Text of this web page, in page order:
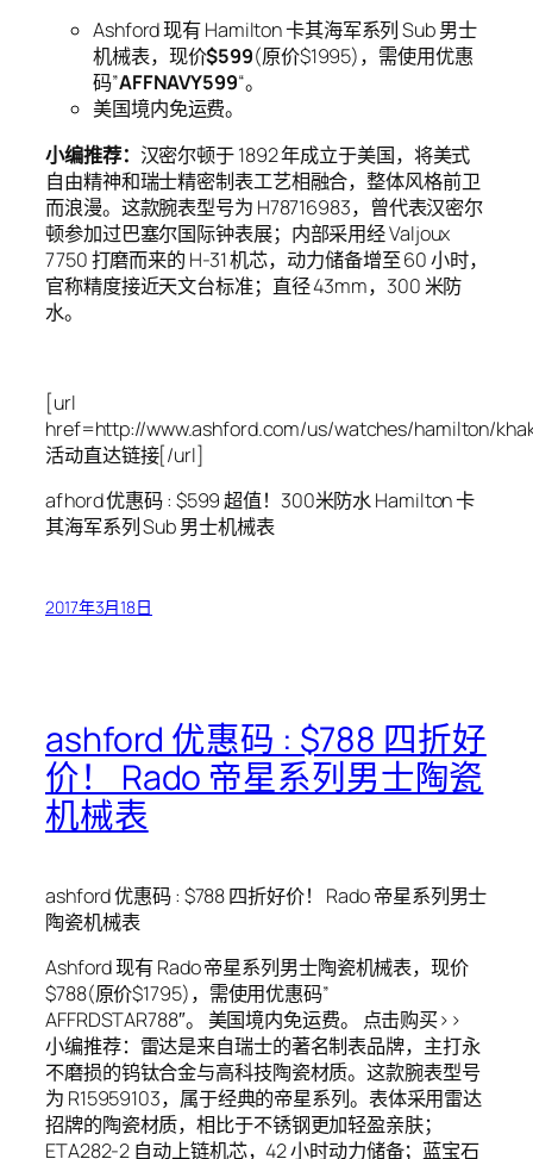
Ashford 现有 Hamilton 卡其海军系列 Sub 男士
机械表，现价$599(原价$1995)，需使用优惠
码”AFFNAVY599“。
美国境内免运费。
小编推荐： 汉密尔顿于 1892 年成立于美国，将美式
自由精神和瑞士精密制表工艺相融合，整体风格前卫
而浪漫。这款腕表型号为 H78716983，曾代表汉密尔
顿参加过巴塞尔国际钟表展；内部采用经 Valjoux
7750 打磨而来的 H-31 机芯，动力储备增至 60 小时，
官称精度接近天文台标准；直径 43mm，300 米防
水。
[url
href=http://www.ashford.com/us/watches/hamilton/
活动直达链接[/url]
afhord 优惠码 : $599 超值！300米防水 Hamilton 卡
其海军系列 Sub 男士机械表
2017年3月18日
ashford 优惠码 : $788 四折好
价！ Rado 帝星系列男士陶瓷
机械表
ashford 优惠码 : $788 四折好价！ Rado 帝星系列男士
陶瓷机械表
Ashford 现有 Rado 帝星系列男士陶瓷机械表，现价
$788(原价$1795)，需使用优惠码”
AFFRDSTAR788″。 美国境内免运费。 点击购买>>
小编推荐：雷达是来自瑞士的著名制表品牌，主打永
不磨损的钨钛合金与高科技陶瓷材质。这款腕表型号
为 R15959103，属于经典的帝星系列。表体采用雷达
招牌的陶瓷材质，相比于不锈钢更加轻盈亲肤；
ETA282-2 自动上链机芯，42 小时动力储备；蓝宝石